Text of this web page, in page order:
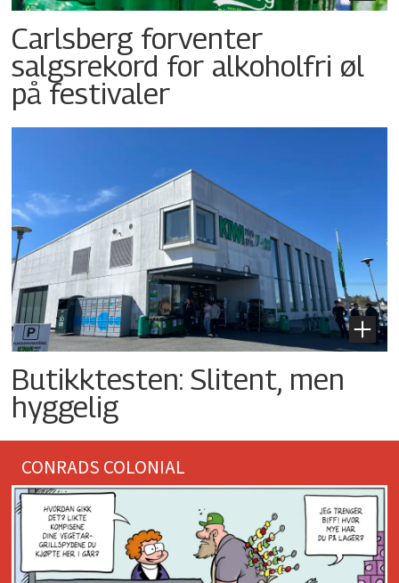
Carlsberg forventer
salgsrekord for alkoholfri øl
på festivaler
Butikktesten: Slitent, men
hyggelig
CONRADS COLONIAL